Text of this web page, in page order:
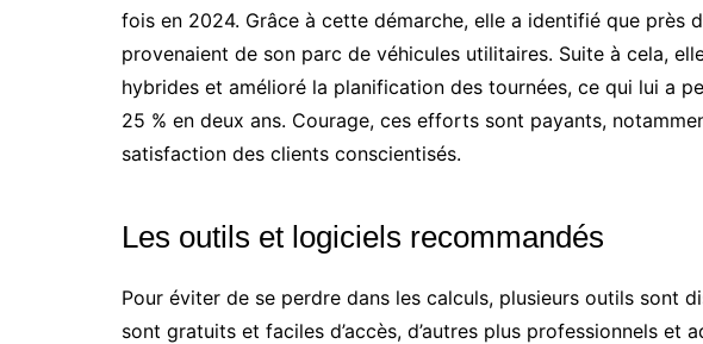
fois en 2024. Grâce à cette démarche, elle a identifié que près
provenaient de son parc de véhicules utilitaires. Suite à cela,
hybrides et amélioré la planification des tournées, ce qui lui a
25 % en deux ans. Courage, ces efforts sont payants,
satisfaction des clients conscientisés.
Les outils et logiciels recommandés
Pour éviter de se perdre dans les calculs, plusieurs outils sont
sont gratuits et faciles d’accès, d’autres plus professionnels et